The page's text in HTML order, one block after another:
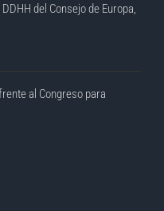
del Consejo de Europa,
al Congreso para